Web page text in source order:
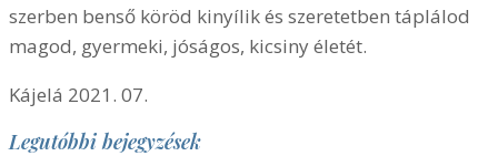
szerben benső köröd kinyílik és szeretetben táplálod
magod, gyermeki, jóságos, kicsiny életét.
Kájelá 2021. 07.
Legutóbbi bejegyzések